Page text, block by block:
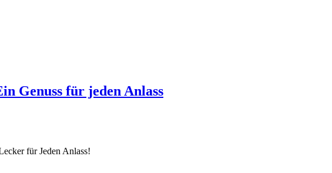
Genuss für jeden Anlass
für Jeden Anlass!